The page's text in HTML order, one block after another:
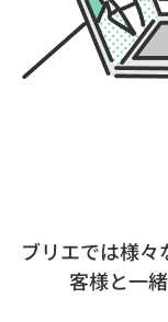
ブリエでは様々
客様と一